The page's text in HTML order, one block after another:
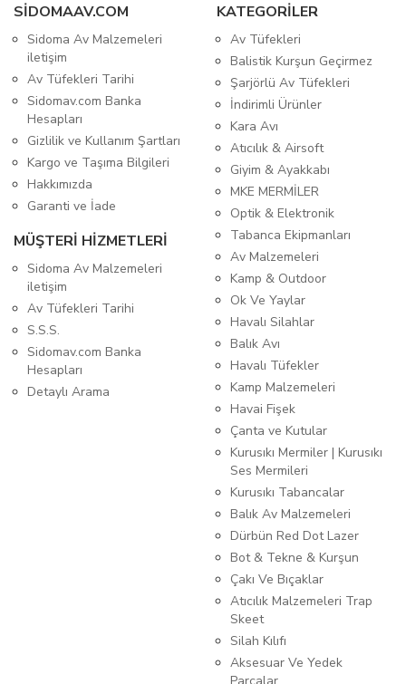
SIDOMAAV.COM
Sidoma Av Malzemeleri
iletişim
Av Tüfekleri Tarihi
Sidomav.com Banka
Hesapları
Gizlilik ve Kullanım Şartları
Kargo ve Taşıma Bilgileri
Hakkımızda
Garanti ve İade
MÜŞTERİ HİZMETLERİ
Sidoma Av Malzemeleri
iletişim
Av Tüfekleri Tarihi
S.S.S.
Sidomav.com Banka
Hesapları
Detaylı Arama
KATEGORİLER
Av Tüfekleri
Balistik Kurşun Geçirmez
Şarjörlü Av Tüfekleri
İndirimli Ürünler
Kara Avı
Atıcılık & Airsoft
Giyim & Ayakkabı
MKE MERMİLER
Optik & Elektronik
Tabanca Ekipmanları
Av Malzemeleri
Kamp & Outdoor
Ok Ve Yaylar
Havalı Silahlar
Balık Avı
Havalı Tüfekler
Kamp Malzemeleri
Havai Fişek
Çanta ve Kutular
Kurusıkı Mermiler | Kurusıkı
Ses Mermileri
Kurusıkı Tabancalar
Balık Av Malzemeleri
Dürbün Red Dot Lazer
Bot & Tekne & Kurşun
Çakı Ve Bıçaklar
Atıcılık Malzemeleri Trap
Skeet
Silah Kılıfı
Aksesuar Ve Yedek